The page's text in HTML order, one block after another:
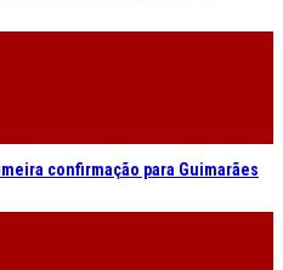
confirmação para Guimarães